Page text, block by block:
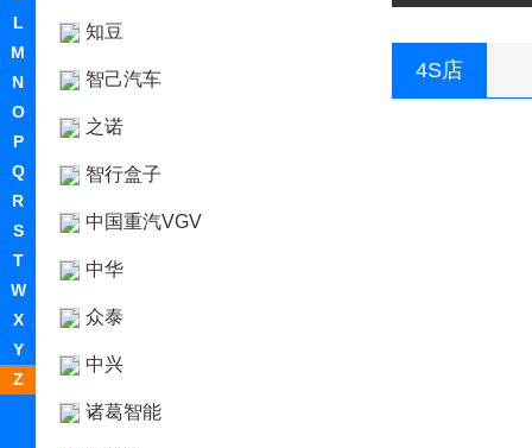
L
M
N
O
P
Q
R
S
T
W
X
Y
Z
知豆
智己汽车
之诺
智行盒子
中国重汽VGV
中华
众泰
中兴
诸葛智能
4S店